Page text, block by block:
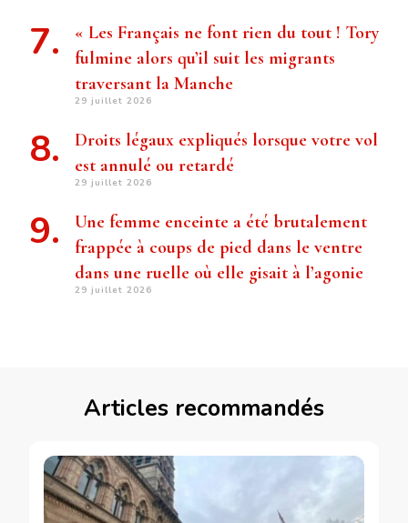
« Les Français ne font rien du tout ! Tory
fulmine alors qu’il suit les migrants
traversant la Manche
29 juillet 2026
Droits légaux expliqués lorsque votre vol
est annulé ou retardé
29 juillet 2026
Une femme enceinte a été brutalement
frappée à coups de pied dans le ventre
dans une ruelle où elle gisait à l’agonie
29 juillet 2026
Articles recommandés